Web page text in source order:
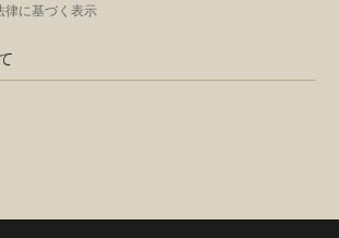
律に基づく表示